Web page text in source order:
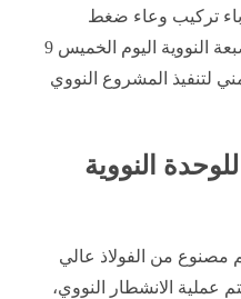
تركيب وعاء ضغط
المفاعل للوحدة النووية الثانية بمحطة الضبعة النووية اليوم الخميس 9
لتنفيذ المشروع النووي
النووية
من الفولاذ عالي
عملية الانشطار النووي،